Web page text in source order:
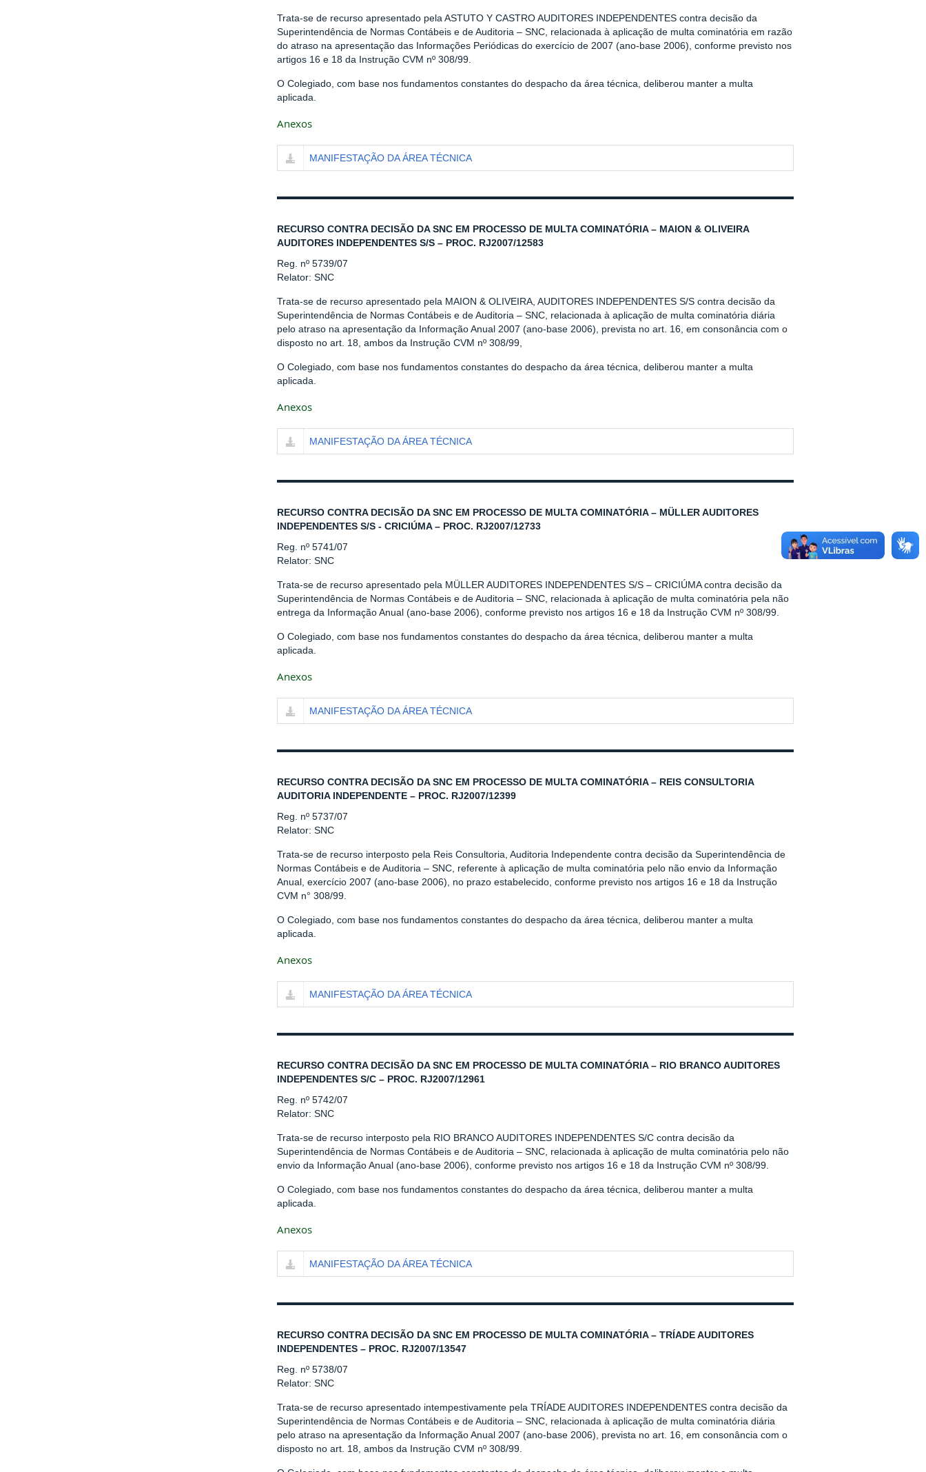
Trata-se de recurso apresentado pela ASTUTO Y CASTRO AUDITORES INDEPENDENTES contra decisão da
Superintendência de Normas Contábeis e de Auditoria – SNC, relacionada à aplicação de multa cominatória em razão
do atraso na apresentação das Informações Periódicas do exercício de 2007 (ano-base 2006), conforme previsto nos
artigos 16 e 18 da Instrução CVM nº 308/99.
O Colegiado, com base nos fundamentos constantes do despacho da área técnica, deliberou manter a multa
aplicada.
Anexos
MANIFESTAÇÃO DA ÁREA TÉCNICA
RECURSO CONTRA DECISÃO DA SNC EM PROCESSO DE MULTA COMINATÓRIA – MAION & OLIVEIRA
AUDITORES INDEPENDENTES S/S – PROC. RJ2007/12583
Reg. nº 5739/07
Relator: SNC
Trata-se de recurso apresentado pela MAION & OLIVEIRA, AUDITORES INDEPENDENTES S/S contra decisão da
Superintendência de Normas Contábeis e de Auditoria – SNC, relacionada à aplicação de multa cominatória diária
pelo atraso na apresentação da Informação Anual 2007 (ano-base 2006), prevista no art. 16, em consonância com o
disposto no art. 18, ambos da Instrução CVM nº 308/99,
O Colegiado, com base nos fundamentos constantes do despacho da área técnica, deliberou manter a multa
aplicada.
Anexos
MANIFESTAÇÃO DA ÁREA TÉCNICA
RECURSO CONTRA DECISÃO DA SNC EM PROCESSO DE MULTA COMINATÓRIA – MÜLLER AUDITORES
INDEPENDENTES S/S - CRICIÚMA – PROC. RJ2007/12733
Reg. nº 5741/07
Relator: SNC
Trata-se de recurso apresentado pela MÜLLER AUDITORES INDEPENDENTES S/S – CRICIÚMA contra decisão da
Superintendência de Normas Contábeis e de Auditoria – SNC, relacionada à aplicação de multa cominatória pela não
entrega da Informação Anual (ano-base 2006), conforme previsto nos artigos 16 e 18 da Instrução CVM nº 308/99.
O Colegiado, com base nos fundamentos constantes do despacho da área técnica, deliberou manter a multa
aplicada.
Anexos
MANIFESTAÇÃO DA ÁREA TÉCNICA
RECURSO CONTRA DECISÃO DA SNC EM PROCESSO DE MULTA COMINATÓRIA – REIS CONSULTORIA
AUDITORIA INDEPENDENTE – PROC. RJ2007/12399
Reg. nº 5737/07
Relator: SNC
Trata-se de recurso interposto pela Reis Consultoria, Auditoria Independente contra decisão da Superintendência de
Normas Contábeis e de Auditoria – SNC, referente à aplicação de multa cominatória pelo não envio da Informação
Anual, exercício 2007 (ano-base 2006), no prazo estabelecido, conforme previsto nos artigos 16 e 18 da Instrução
CVM n° 308/99.
O Colegiado, com base nos fundamentos constantes do despacho da área técnica, deliberou manter a multa
aplicada.
Anexos
MANIFESTAÇÃO DA ÁREA TÉCNICA
RECURSO CONTRA DECISÃO DA SNC EM PROCESSO DE MULTA COMINATÓRIA – RIO BRANCO AUDITORES
INDEPENDENTES S/C – PROC. RJ2007/12961
Reg. nº 5742/07
Relator: SNC
Trata-se de recurso interposto pela RIO BRANCO AUDITORES INDEPENDENTES S/C contra decisão da
Superintendência de Normas Contábeis e de Auditoria – SNC, relacionada à aplicação de multa cominatória pelo não
envio da Informação Anual (ano-base 2006), conforme previsto nos artigos 16 e 18 da Instrução CVM nº 308/99.
O Colegiado, com base nos fundamentos constantes do despacho da área técnica, deliberou manter a multa
aplicada.
Anexos
MANIFESTAÇÃO DA ÁREA TÉCNICA
RECURSO CONTRA DECISÃO DA SNC EM PROCESSO DE MULTA COMINATÓRIA – TRÍADE AUDITORES
INDEPENDENTES – PROC. RJ2007/13547
Reg. nº 5738/07
Relator: SNC
Trata-se de recurso apresentado intempestivamente pela TRÍADE AUDITORES INDEPENDENTES contra decisão da
Superintendência de Normas Contábeis e de Auditoria – SNC, relacionada à aplicação de multa cominatória diária
pelo atraso na apresentação da Informação Anual 2007 (ano-base 2006), prevista no art. 16, em consonância com o
disposto no art. 18, ambos da Instrução CVM nº 308/99.